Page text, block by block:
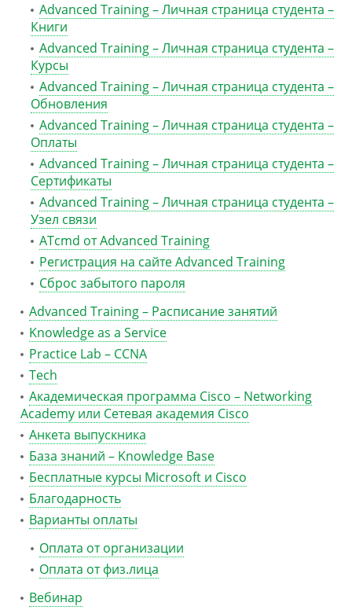
Advanced Training – Личная страница студента –
Книги
Advanced Training – Личная страница студента –
Курсы
Advanced Training – Личная страница студента –
Обновления
Advanced Training – Личная страница студента –
Оплаты
Advanced Training – Личная страница студента –
Сертификаты
Advanced Training – Личная страница студента –
Узел связи
ATcmd от Advanced Training
Регистрация на сайте Advanced Training
Сброс забытого пароля
Advanced Training – Расписание занятий
Knowledge as a Service
Practice Lab – CCNA
Tech
Академическая программа Cisco – Networking
Academy или Сетевая академия Cisco
Анкета выпускника
База знаний – Knowledge Base
Бесплатные курсы Microsoft и Cisco
Благодарность
Варианты оплаты
Оплата от организации
Оплата от физ.лица
Вебинар